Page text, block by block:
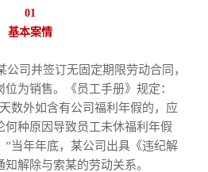
01
基本案情
公司并签订无固定期限劳动合同，
为销售。《员工手册》规定：
数外如含有公司福利年假的，应
何种原因导致员工未休福利年假
”当年年底，某公司出具《违纪解
解除与索某的劳动关系。